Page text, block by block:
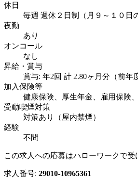
休日
毎週 週休２日制（月９～１０
夜勤
あり
オンコール
なし
昇給・賞与
賞与: 年2回 計 2.80ヶ月分（前年
加入保険等
健康保険、厚生年金、雇用保険
受動喫煙対策
対策あり（屋内禁煙）
経験
不問
この求人への応募はハローワークで受
求人番号: 29010-10965361